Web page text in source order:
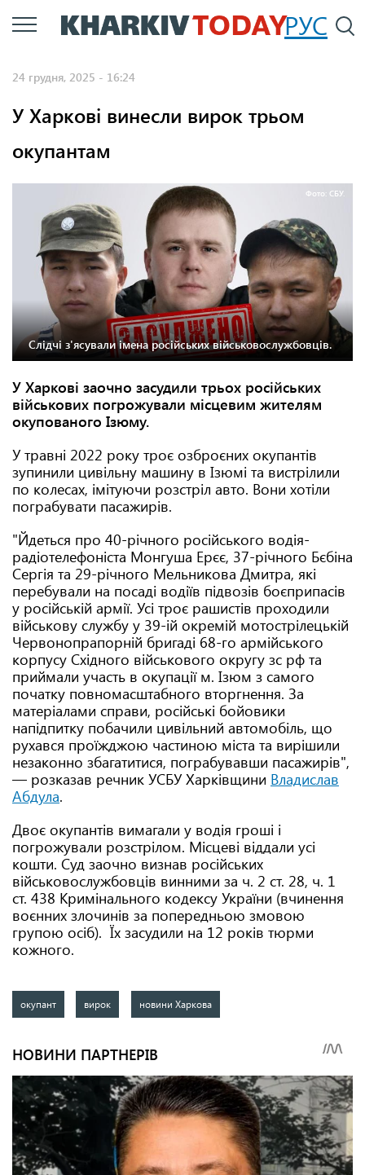
Перейти
до
РУС
24 грудня, 2025 - 16:24
У Харкові винесли вирок трьом
окупантам
Фото: СБУ.
Слідчі з'ясували імена російських військовослужбовців.
У Харкові заочно засудили трьох російських
військових погрожували місцевим жителям
окупованого Ізюму.
У травні 2022 року троє озброєних окупантів
зупинили цивільну машину в Ізюмі та вистрілили
по колесах, імітуючи розстріл авто. Вони хотіли
пограбувати пасажирів.
"Йдеться про 40-річного російського водія-
радіотелефоніста Монгуша Ерєє, 37-річного Бєбіна
Сергія та 29-річного Мельникова Дмитра, які
перебували на посаді водіїв підвозів боєприпасів
у російській армії. Усі троє рашистів проходили
військову службу у 39-ій окремій мотострілецькій
Червонопрапорній бригаді 68-го армійського
корпусу Східного військового округу зс рф та
приймали участь в окупації м. Ізюм з самого
початку повномасштабного вторгнення. За
матеріалами справи, російські бойовики
напідпитку побачили цивільний автомобіль, що
рухався проїжджою частиною міста та вирішили
незаконно збагатитися, пограбувавши пасажирів",
— розказав речник УСБУ Харківщини Владислав
Абдула.
Двоє окупантів вимагали у водія гроші і
погрожували розстрілом. Місцеві віддали усі
кошти. Суд заочно визнав російських
військовослужбовців винними за ч. 2 ст. 28, ч. 1
ст. 438 Кримінального кодексу України (вчинення
воєнних злочинів за попередньою змовою
групою осіб). Їх засудили на 12 років тюрми
кожного.
окупант вирок новини Харкова